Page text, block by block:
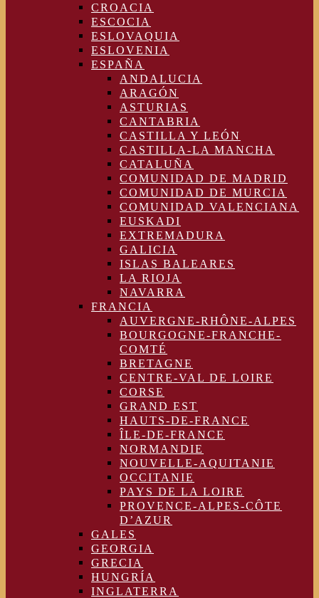
CROACIA
ESCOCIA
ESLOVAQUIA
ESLOVENIA
ESPAÑA
ANDALUCIA
ARAGÓN
ASTURIAS
CANTABRIA
CASTILLA Y LEÓN
CASTILLA-LA MANCHA
CATALUÑA
COMUNIDAD DE MADRID
COMUNIDAD DE MURCIA
COMUNIDAD VALENCIANA
EUSKADI
EXTREMADURA
GALICIA
ISLAS BALEARES
LA RIOJA
NAVARRA
FRANCIA
AUVERGNE-RHÔNE-ALPES
BOURGOGNE-FRANCHE-
COMTÉ
BRETAGNE
CENTRE-VAL DE LOIRE
CORSE
GRAND EST
HAUTS-DE-FRANCE
ÎLE-DE-FRANCE
NORMANDIE
NOUVELLE-AQUITANIE
OCCITANIE
PAYS DE LA LOIRE
PROVENCE-ALPES-CÔTE
D’AZUR
GALES
GEORGIA
GRECIA
HUNGRÍA
INGLATERRA